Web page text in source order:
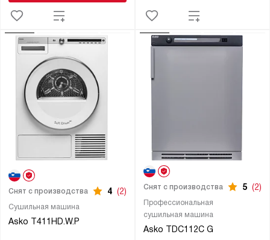
Сушильная машина
Asko T411HD.W.P
Снят с производства 4 (2)
Профессиональная
сушильная машина
Asko TDC112C G
Снят с производства 5 (2)